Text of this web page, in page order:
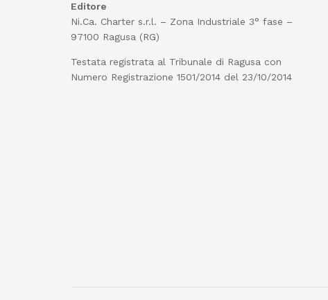
Editore
Ni.Ca. Charter s.r.l. – Zona Industriale 3° fase –
97100 Ragusa (RG)
Testata registrata al Tribunale di Ragusa con
Numero Registrazione 1501/2014 del 23/10/2014